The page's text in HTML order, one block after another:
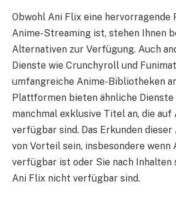
Obwohl Ani Flix eine
Anime-Streaming ist, stehen Ihnen
Alternativen zur Verfügung. Auch
Dienste wie Crunchyroll und
umfangreiche Anime-Bibliotheken
Plattformen bieten ähnliche Dienste
manchmal exklusive Titel an, die
verfügbar sind. Das Erkunden
von Vorteil sein, insbesondere wenn
verfügbar ist oder Sie nach Inhalten
Ani Flix nicht verfügbar sind.